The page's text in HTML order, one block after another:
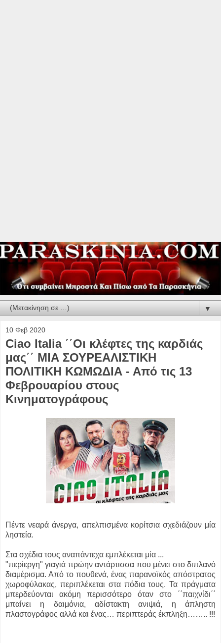
▼
10 Φεβ 2020
Ciao Italia ΄΄Οι κλέφτες της καρδιάς
μας΄΄ ΜΙΑ ΣΟΥΡΕΑΛΙΣΤΙΚΗ
ΠΟΛΙΤΙΚΗ ΚΩΜΩΔΙΑ - Από τις 13
Φεβρουαρίου στους
Κινηματογράφους
Πέντε νεαρά άνεργα, απελπισμένα κορίτσια σχεδιάζουν μία
ληστεία.
Στα σχέδια τους αναπάντεχα εμπλέκεται μία ...
"περίεργη" γιαγιά πρώην αντάρτισσα που μένει στο διπλανό
διαμέρισμα. Από το πουθενά, ένας παρανοϊκός απόστρατος
χωροφύλακας, περιπλέκεται στα πόδια τους. Τα πράγματα
μπερδεύονται ακόμη περισσότερο όταν στο ΄΄παιχνίδι΄΄
μπαίνει η δαιμόνια, αδίστακτη ανιψιά, η άπληστη
πλαστογράφος αλλά και ένας… περιπτεράς έκπληξη…….. !!!